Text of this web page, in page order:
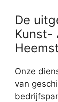
De
Kunst-
Onze
van